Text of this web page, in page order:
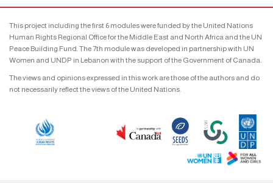
This project including the first 6 modules were funded by the United Nations
Human Rights Regional Office for the Middle East and North Africa and the UN
Peace Building Fund. The 7th module was developed in partnership with UN
Women and UNDP in Lebanon with the support of the Government of Canada.
The views and opinions expressed in this work are those of the authors and do
not necessarily reflect the views of the United Nations.